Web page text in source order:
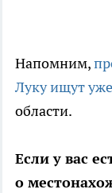
Напомним,
Луку ищут
области.
Если у вас
о